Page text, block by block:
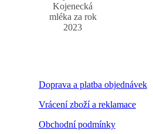
Kojenecká
mléka za rok
2023
Doprava a platba objednávek
Vrácení zboží a reklamace
Obchodní podmínky